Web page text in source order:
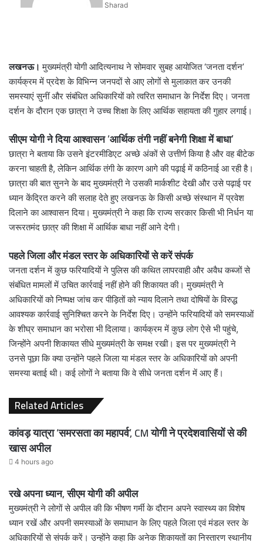
Sharad
लखनऊ। मुख्यमंत्री योगी आदित्यनाथ ने सोमवार सुबह आयोजित ‘जनता दर्शन’
कार्यक्रम में प्रदेश के विभिन्न जनपदों से आए लोगों से मुलाकात कर उनकी
समस्याएं सुनीं और संबंधित अधिकारियों को त्वरित समाधान के निर्देश दिए। जनता
दर्शन के दौरान एक छात्रा ने उच्च शिक्षा के लिए आर्थिक सहायता की गुहार लगाई।
सीएम योगी ने दिया आश्वासन ‘आर्थिक तंगी नहीं बनेगी शिक्षा में बाधा’
छात्रा ने बताया कि उसने इंटरमीडिएट अच्छे अंकों से उत्तीर्ण किया है और वह बीटेक
करना चाहती है, लेकिन आर्थिक तंगी के कारण आगे की पढ़ाई में कठिनाई आ रही है।
छात्रा की बात सुनने के बाद मुख्यमंत्री ने उसकी मार्कशीट देखी और उसे पढ़ाई पर
ध्यान केंद्रित करने की सलाह देते हुए लखनऊ के किसी अच्छे संस्थान में प्रवेश
दिलाने का आश्वासन दिया। मुख्यमंत्री ने कहा कि राज्य सरकार किसी भी निर्धन या
जरूरतमंद छात्र की शिक्षा में आर्थिक बाधा नहीं आने देगी।
पहले जिला और मंडल स्तर के अधिकारियों से करें संपर्क
जनता दर्शन में कुछ फरियादियों ने पुलिस की कथित लापरवाही और अवैध कब्जों से
संबंधित मामलों में उचित कार्रवाई नहीं होने की शिकायत की। मुख्यमंत्री ने
अधिकारियों को निष्पक्ष जांच कर पीड़ितों को न्याय दिलाने तथा दोषियों के विरुद्ध
आवश्यक कार्रवाई सुनिश्चित करने के निर्देश दिए। उन्होंने फरियादियों को समस्याओं
के शीघ्र समाधान का भरोसा भी दिलाया। कार्यक्रम में कुछ लोग ऐसे भी पहुंचे,
जिन्होंने अपनी शिकायत सीधे मुख्यमंत्री के समक्ष रखी। इस पर मुख्यमंत्री ने
उनसे पूछा कि क्या उन्होंने पहले जिला या मंडल स्तर के अधिकारियों को अपनी
समस्या बताई थी। कई लोगों ने बताया कि वे सीधे जनता दर्शन में आए हैं।
Related Articles
कांवड़ यात्रा ‘समरसता का महापर्व’, CM योगी ने प्रदेशवासियों से की
खास अपील
4 hours ago
रखे अपना ध्यान, सीएम योगी की अपील
मुख्यमंत्री ने लोगों से अपील की कि भीषण गर्मी के दौरान अपने स्वास्थ्य का विशेष
ध्यान रखें और अपनी समस्याओं के समाधान के लिए पहले जिला एवं मंडल स्तर के
अधिकारियों से संपर्क करें। उन्होंने कहा कि अनेक शिकायतों का निस्तारण स्थानीय